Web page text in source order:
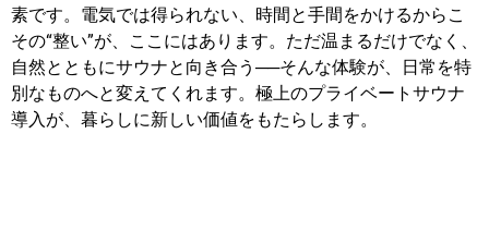
素です。電気では得られない、時間と手間をかけるからこ
その“整い”が、ここにはあります。ただ温まるだけでなく、
自然とともにサウナと向き合う──そんな体験が、日常を特
別なものへと変えてくれます。極上のプライベートサウナ
導入が、暮らしに新しい価値をもたらします。